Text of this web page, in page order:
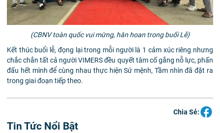
(CBNV toàn quốc vui mừng, hân hoan trong buổi Lễ)
Kết thúc buổi lễ, đọng lại trong mỗi người là 1 cảm xúc riêng nhưng
chắc chắn tất cả người VIMERS đều quyết tâm cố gắng nỗ lực, phấn
đấu hết mình để cùng nhau thực hiện Sứ mệnh, Tầm nhìn đã đặt ra
trong giai đoạn tiếp theo.
Chia Sẻ:
Tin Tức Nổi Bật